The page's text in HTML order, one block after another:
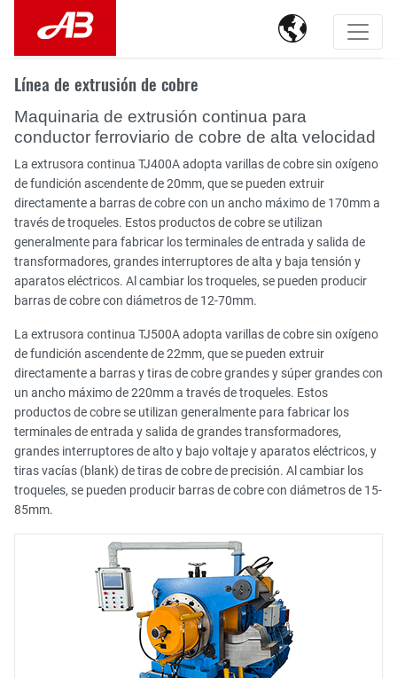

Línea de extrusión de cobre
Maquinaria de extrusión continua para
conductor ferroviario de cobre de alta velocidad
La extrusora continua TJ400A adopta varillas de cobre sin oxígeno
de fundición ascendente de 20mm, que se pueden extruir
directamente a barras de cobre con un ancho máximo de 170mm a
través de troqueles. Estos productos de cobre se utilizan
generalmente para fabricar los terminales de entrada y salida de
transformadores, grandes interruptores de alta y baja tensión y
aparatos eléctricos. Al cambiar los troqueles, se pueden producir
barras de cobre con diámetros de 12-70mm.
La extrusora continua TJ500A adopta varillas de cobre sin oxígeno
de fundición ascendente de 22mm, que se pueden extruir
directamente a barras y tiras de cobre grandes y súper grandes con
un ancho máximo de 220mm a través de troqueles. Estos
productos de cobre se utilizan generalmente para fabricar los
terminales de entrada y salida de grandes transformadores,
grandes interruptores de alto y bajo voltaje y aparatos eléctricos, y
tiras vacías (blank) de tiras de cobre de precisión. Al cambiar los
troqueles, se pueden producir barras de cobre con diámetros de 15-
85mm.